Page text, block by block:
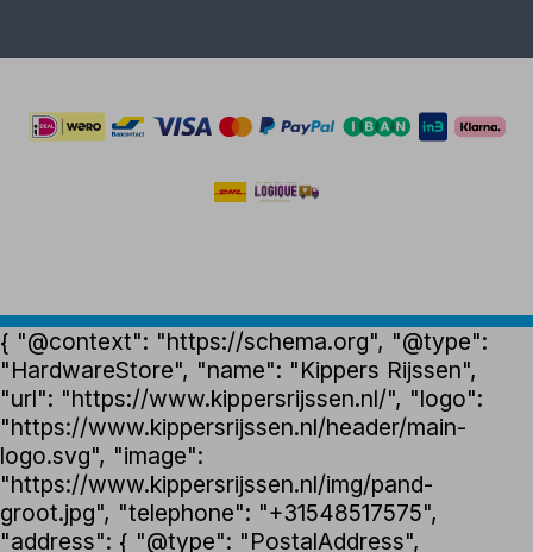
{ "@context": "https://schema.org", "@type":
"HardwareStore", "name": "Kippers Rijssen",
"url": "https://www.kippersrijssen.nl/", "logo":
"https://www.kippersrijssen.nl/header/main-
logo.svg", "image":
"https://www.kippersrijssen.nl/img/pand-
groot.jpg", "telephone": "+31548517575",
"address": { "@type": "PostalAddress",